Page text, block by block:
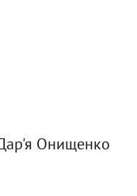
Дар'я Онищенко